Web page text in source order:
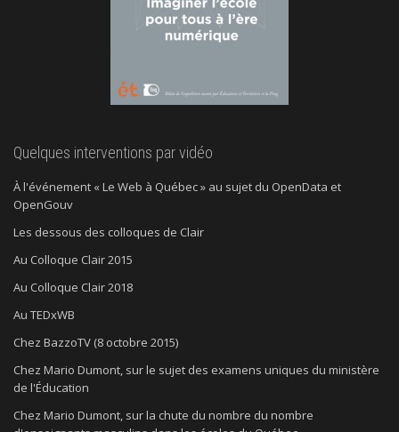
Quelques interventions par vidéo
À l'événement « Le Web à Québec » au sujet du OpenData et
OpenGouv
Les dessous des colloques de Clair
Au Colloque Clair 2015
Au Colloque Clair 2018
Au TEDxWB
Chez BazzoTV (8 octobre 2015)
Chez Mario Dumont, sur le sujet des examens uniques du ministère
de l'Éducation
Chez Mario Dumont, sur la chute du nombre du nombre